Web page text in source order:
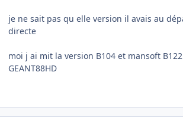
je ne sait pas qu elle version il avais au
directe
moi j ai mit la version B104 et mansoft
GEANT88HD